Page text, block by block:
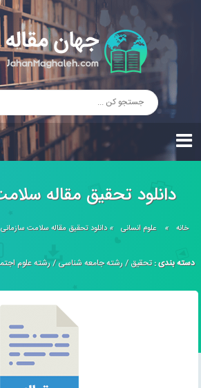
دانلود تحقیق مقاله
خانه » علوم انسانی »دانلود تحقیق مقاله سلامت سازمانی
دسته بندی :تحقیق/رشته جامعه شناسی/رشته علوم